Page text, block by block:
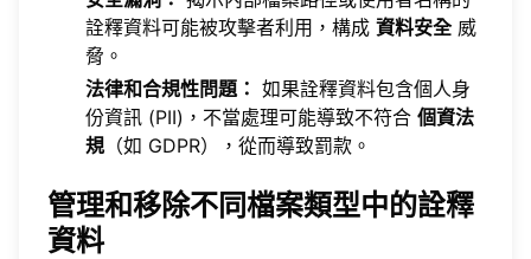
詮釋資料可能被攻擊者利用，構成 資料安全威
脅。
法律和合規性問題： 如果詮釋資料包含個人身
份資訊 (PII)，不當處理可能導致不符合 個資法
規 （如 GDPR），從而導致罰款。
管理和移除不同檔案類型中的詮釋
資料